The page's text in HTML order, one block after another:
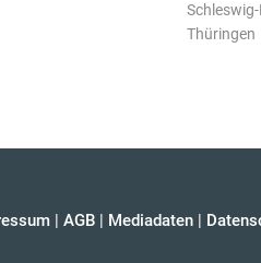
Thüringen
| AGB | Mediadaten |